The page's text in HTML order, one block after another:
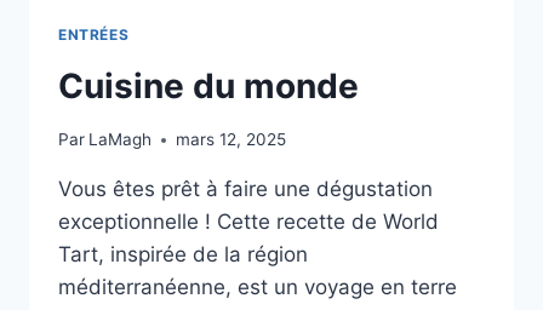
ENTRÉES
Cuisine du monde
Par LaMagh mars 12, 2025
Vous êtes prêt à faire une dégustation
exceptionnelle ! Cette recette de World
Tart, inspirée de la région
méditerranéenne, est un voyage en terre